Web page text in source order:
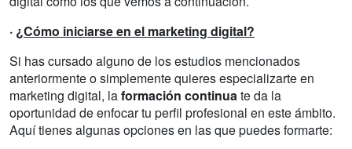
· ¿Cómo iniciarse en el marketing digital?
Si has cursado alguno de los estudios mencionados
anteriormente o simplemente quieres especializarte en
marketing digital, laformación continua te da la
oportunidad de enfocar tu perfil profesional en este ámbito.
Aquí tienes algunas opciones en las que puedes formarte: